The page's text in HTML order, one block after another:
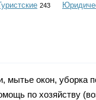
243
мытье окон, уборка
по хозяйству